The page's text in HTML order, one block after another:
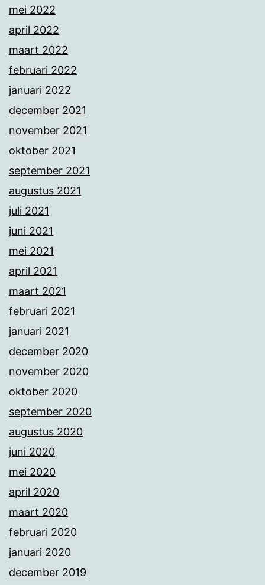
mei 2022
april 2022
maart 2022
februari 2022
januari 2022
december 2021
november 2021
oktober 2021
september 2021
augustus 2021
juli 2021
juni 2021
mei 2021
april 2021
maart 2021
februari 2021
januari 2021
december 2020
november 2020
oktober 2020
september 2020
augustus 2020
juni 2020
mei 2020
april 2020
maart 2020
februari 2020
januari 2020
december 2019